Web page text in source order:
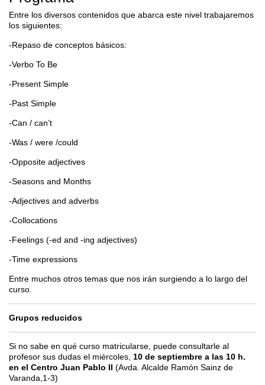
Entre los diversos contenidos que abarca este nivel trabajaremos
los siguientes:
-Repaso de conceptos básicos:
-Verbo To Be
-Present Simple
-Past Simple
-Can / can’t
-Was / were /could
-Opposite adjectives
-Seasons and Months
-Adjectives and adverbs
-Collocations
-Feelings (-ed and -ing adjectives)
-Time expressions
Entre muchos otros temas que nos irán surgiendo a lo largo del
curso.
Grupos reducidos
Si no sabe en qué curso matricularse, puede consultarle al
profesor sus dudas el miércoles, 10 de septiembre a las 10 h.
en el Centro Juan Pablo II (Avda. Alcalde Ramón Sainz de
Varanda,1-3)